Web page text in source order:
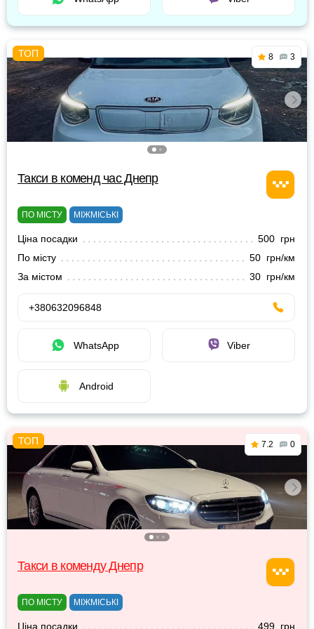
8 3
Такси в коменд час Днепр
ПО МІСТУ МІЖМІСЬКІ
Ціна посадки
500 грн
По місту
50 грн/км
За містом
30 грн/км
+380632096848
WhatsApp Viber
Android
7.2 0
Такси в коменду Днепр
ПО МІСТУ МІЖМІСЬКІ
Ціна посадки 499 грн